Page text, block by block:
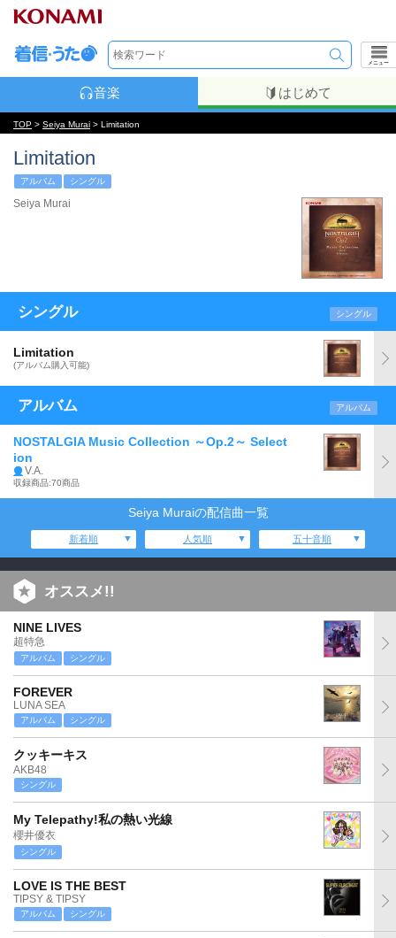
メニュー
音楽 はじめて
TOP > Seiya Murai > Limitation
Limitation
アルバム シングル
Seiya Murai
シングル シングル
Limitation
(アルバム購入可能)
アルバム アルバム
NOSTALGIA Music Collection ～Op.2～ Select
ion
V.A.
収録商品:70商品
Seiya Muraiの配信曲一覧
新着順 人気順 五十音順
オススメ!!
NINE LIVES
超特急
アルバム シングル
FOREVER
LUNA SEA
アルバム シングル
クッキーキス
AKB48
シングル
My Telepathy!私の熱い光線
櫻井優衣
シングル
LOVE IS THE BEST
TIPSY & TIPSY
アルバム シングル